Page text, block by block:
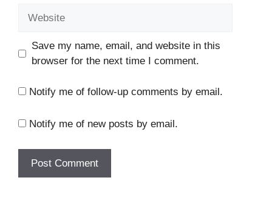
Save my name, email, and website in this
browser for the next time I comment.
Notify me of follow-up comments by email.
Notify me of new posts by email.